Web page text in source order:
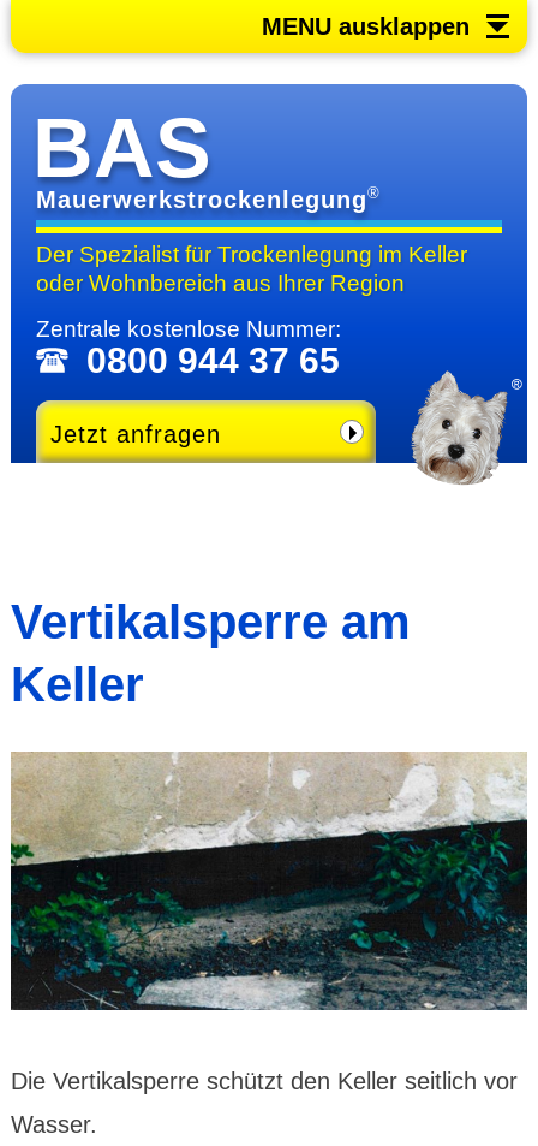
MENU ausklappen
BAS
Mauerwerkstrockenlegung®
Der Spezialist für Trocken­legung im Keller
oder Wohn­bereichaus Ihrer Region
Zentrale kosten­lose Nummer:
0800 944 37 65
Jetzt anfragen
Vertikalsperre am
Keller
Die Vertikalsperre schützt den Keller seitlich vor
Wasser.